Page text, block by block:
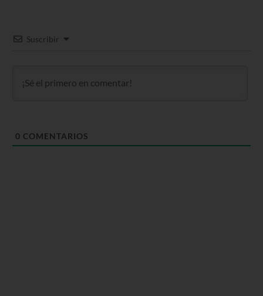
Suscribir
0 COMENTARIOS